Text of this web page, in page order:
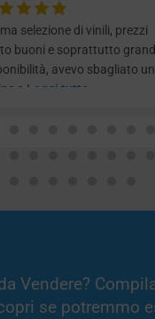
selezione di vinili, prezzi
buoni e soprattutto
avevo sbagliato un
e Leggi tutto
Vendere?
se potremmo